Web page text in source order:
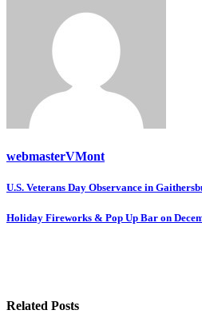
webmasterVMont
Post
navigation
U.S. Veterans Day Observance in
Holiday Fireworks & Pop Up Bar on
Related Posts